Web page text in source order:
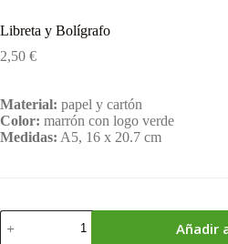
Libreta y Bolígrafo
2,50 €
Material: papel y cartón
Color: marrón con logo verde
Medidas: A5, 16 x 20.7 cm
Libreta
Añadir